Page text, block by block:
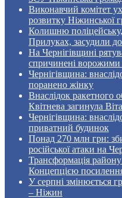
Виконавчий комітет
розвитку Ніжинської
Колишню
Прилуках, засудили
На Чернігівщині
спричинені
Чернігівщина:
поранено жінку
Внаслідок ракетного
Квітнева загинула
Чернігівщина:
приватний будинок
Понад 270 млн грн:
російської атаки на
Трансформація
Концепцією
У серпні змінюється
– Ніжин